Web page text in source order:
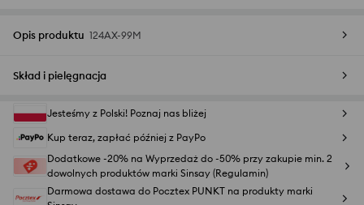
Opis produktu 124AX-99M
Skład i pielęgnacja
Jesteśmy z Polski! Poznaj nas bliżej
Kup teraz, zapłać później z PayPo
Dodatkowe -20% na Wyprzedaż do -50% przy zakupie min. 2
dowolnych produktów marki Sinsay (Regulamin)
Darmowa dostawa do Pocztex PUNKT na produkty marki